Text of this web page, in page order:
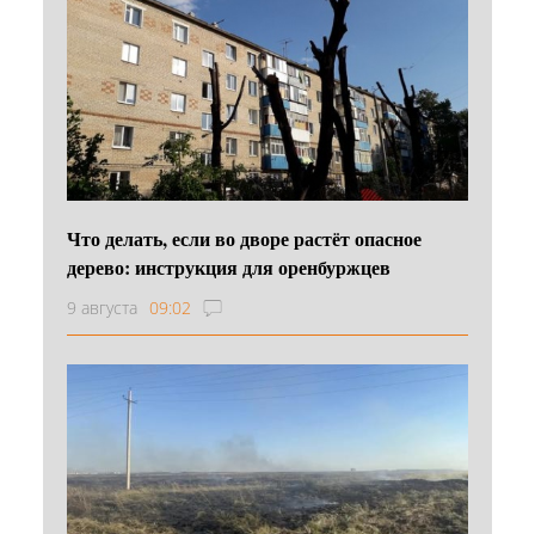
Что делать, если во дворе растёт опасное
дерево: инструкция для оренбуржцев
9 августа 09:02